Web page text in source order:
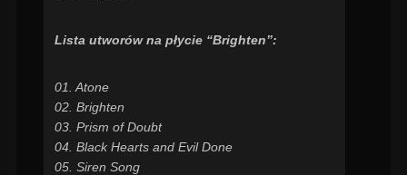
Lista utworów na płycie “Brighten”:
01. Atone
02. Brighten
03. Prism of Doubt
04. Black Hearts and Evil Done
05. Siren Song